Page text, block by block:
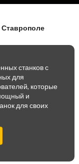
станков с
для
которые
и
для своих